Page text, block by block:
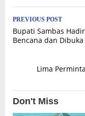
Post
navigation
PREVIOUS POST
Bupati Sambas
Bencana dan Dibuka
Lima
Don't Miss